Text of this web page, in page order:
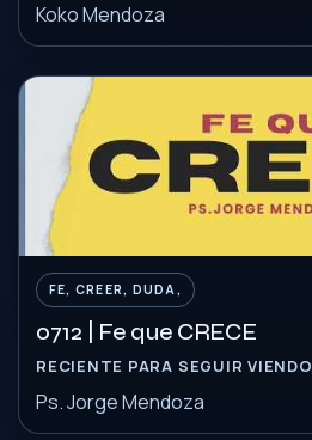
Koko Mendoza
FE, CREER, DUDA,
0712 | Fe que CRECE
RECIENTE PARA SEGUIR VIENDO
Ps. Jorge Mendoza